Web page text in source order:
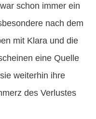
schon immer ein
nach dem
mit Klara und die
eine Quelle
weiterhin ihre
des Verlustes